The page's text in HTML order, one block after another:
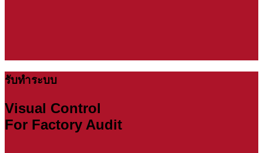
รับทำระบบ
Visual Control
For Factory Audit